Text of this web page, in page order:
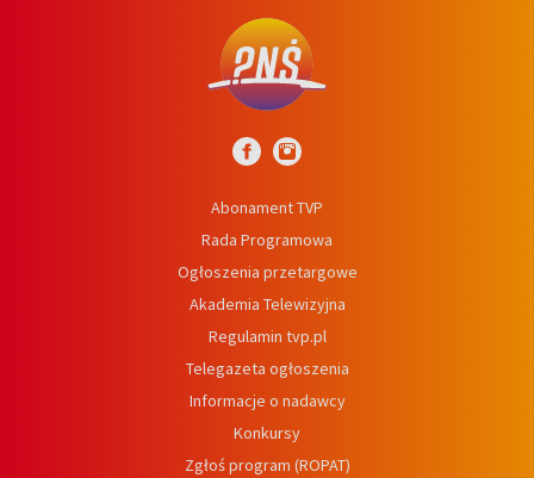
Abonament TVP
Rada Programowa
Ogłoszenia przetargowe
Akademia Telewizyjna
Regulamin tvp.pl
Telegazeta ogłoszenia
Informacje o nadawcy
Konkursy
Zgłoś program (ROPAT)